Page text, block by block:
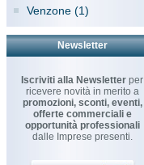
Venzone (1)
Newsletter
Iscriviti alla Newsletter per
ricevere novità in merito a
promozioni, sconti, eventi,
offerte commerciali e
opportunità professionali
dalle Imprese presenti.